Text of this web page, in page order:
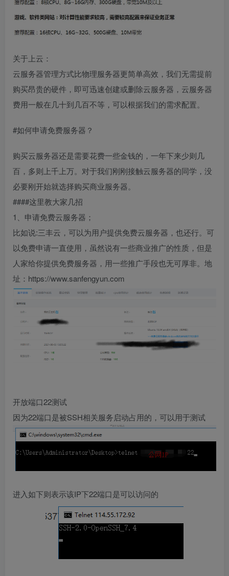
关于上云：
云服务器管理方式比物理服务器更简单高效，我们无需提前
购买昂贵的硬件，即可迅速创建或删除云服务器，云服务器
费用一般在几十到几百不等，可以根据我们的需求配置。
#如何申请免费服务器？
购买云服务器还是需要花费一些金钱的，一年下来少则几
百，多则上千上万。对于我们刚刚接触云服务器的同学，没
必要刚开始就选择购买商业服务器。
####这里教大家几招
1、申请免费云服务器；
比如说:三丰云，可以为用户提供免费云服务器，也还行。可
以免费申请一直使用，虽然说有一些商业推广的性质，但是
人家给你提供免费服务器，用一些推广手段也无可厚非。地
址：https://www.sanfengyun.com
开放端口22测试
因为22端口是被SSH相关服务启动占用的，可以用于测试
进入如下则表示该IP下22端口是可以访问的